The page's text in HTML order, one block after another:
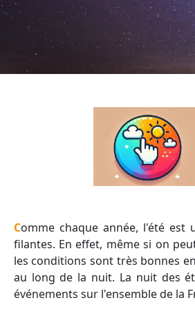
Comme chaque année, l'été est un des meilleurs moments de l'année pour observer le ciel et les étoiles
filantes. En effet, même si on
les conditions sont très bonnes
au long de la nuit. La nuit des
événements sur l'ensemble de la